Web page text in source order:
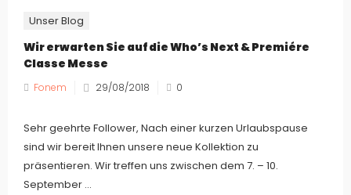
Unser Blog
Wir erwarten Sie auf die Who’s Next & Premiére
Classe Messe
Fonem 29/08/2018 0
Sehr geehrte Follower, Nach einer kurzen Urlaubspause
sind wir bereit Ihnen unsere neue Kollektion zu
präsentieren. Wir treffen uns zwischen dem 7. – 10.
September ...